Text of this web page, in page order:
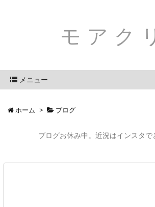
モアク
メニュー
ホーム > ブログ
ブログお休み中。近況はインスタ